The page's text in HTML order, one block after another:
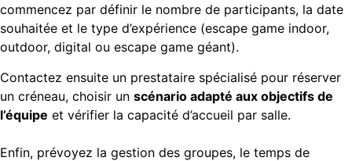
commencez par définir le nombre de participants, la date
souhaitée et le type d’expérience (escape game indoor,
outdoor, digital ou escape game géant).
Contactez ensuite un prestataire spécialisé pour réserver
un créneau, choisir un scénario adapté aux objectifs de
l’équipe et vérifier la capacité d’accueil par salle.
Enfin, prévoyez la gestion des groupes, le temps de